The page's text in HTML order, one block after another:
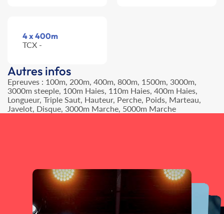
4 x 400m
TCX -
Autres infos
Epreuves : 100m, 200m, 400m, 800m, 1500m, 3000m,
3000m steeple, 100m Haies, 110m Haies, 400m Haies,
Longueur, Triple Saut, Hauteur, Perche, Poids, Marteau,
Javelot, Disque, 3000m Marche, 5000m Marche